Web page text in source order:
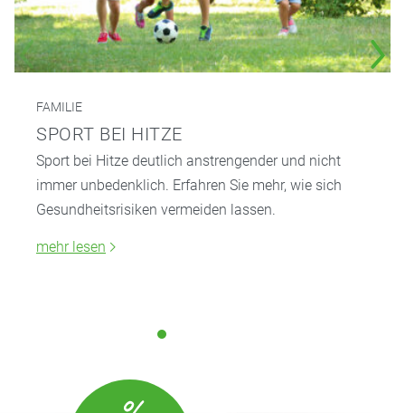
FAMILIE
SPORT BEI HITZE
Sport bei Hitze deutlich anstrengender und nicht
immer unbedenklich. Erfahren Sie mehr, wie sich
Gesundheitsrisiken vermeiden lassen.
mehr lesen